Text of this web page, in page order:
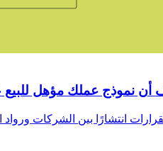
نموذج عملك مؤهل للبيع
انتشارًا بين الشركات